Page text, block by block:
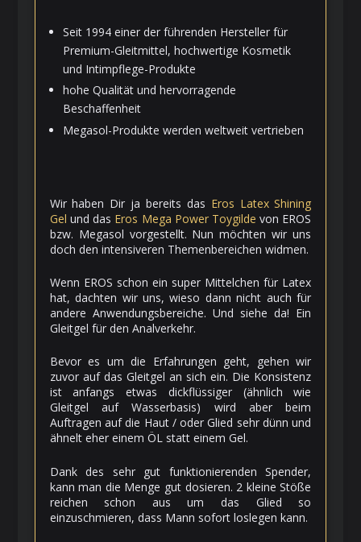
Seit 1994 einer der führenden Hersteller für
Premium-Gleitmittel, hochwertige Kosmetik
und Intimpflege-Produkte
hohe Qualität und hervorragende
Beschaffenheit
Megasol-Produkte werden weltweit vertrieben
Wir haben Dir ja bereits das Eros Latex Shining
Gel und das Eros Mega Power Toygilde von EROS
bzw. Megasol vorgestellt. Nun möchten wir uns
doch den intensiveren Themenbereichen widmen.
Wenn EROS schon ein super Mittelchen für Latex
hat, dachten wir uns, wieso dann nicht auch für
andere Anwendungsbereiche. Und siehe da! Ein
Gleitgel für den Analverkehr.
Bevor es um die Erfahrungen geht, gehen wir
zuvor auf das Gleitgel an sich ein. Die Konsistenz
ist anfangs etwas dickflüssiger (ähnlich wie
Gleitgel auf Wasserbasis) wird aber beim
Auftragen auf die Haut / oder Glied sehr dünn und
ähnelt eher einem ÖL statt einem Gel.
Dank des sehr gut funktionierenden Spender,
kann man die Menge gut dosieren. 2 kleine Stöße
reichen schon aus um das Glied so
einzuschmieren, dass Mann sofort loslegen kann.